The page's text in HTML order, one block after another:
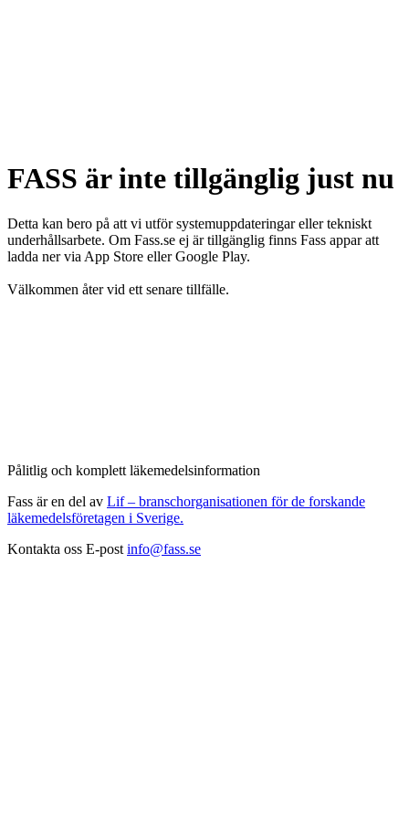
FASS är inte tillgänglig just nu
Detta kan bero på att vi utför systemuppdateringar eller tekniskt
underhållsarbete. Om Fass.se ej är tillgänglig finns Fass appar att
ladda ner via App Store eller Google Play.
Välkommen åter vid ett senare tillfälle.
Pålitlig och komplett läkemedelsinformation
Fass är en del av Lif – branschorganisationen för de forskande
läkemedelsföretagen i Sverige.
Kontakta oss E-post info@fass.se